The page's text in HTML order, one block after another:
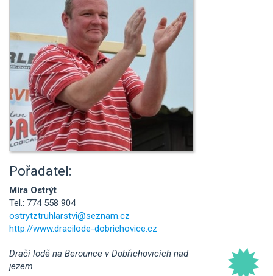
Pořadatel:
Míra Ostrýt
Tel.: 774 558 904
ostrytztruhlarstvi@seznam.cz
http://www.dracilode-dobrichovice.cz
Dračí lodě na Berounce v Dobřichovicích nad
jezem.